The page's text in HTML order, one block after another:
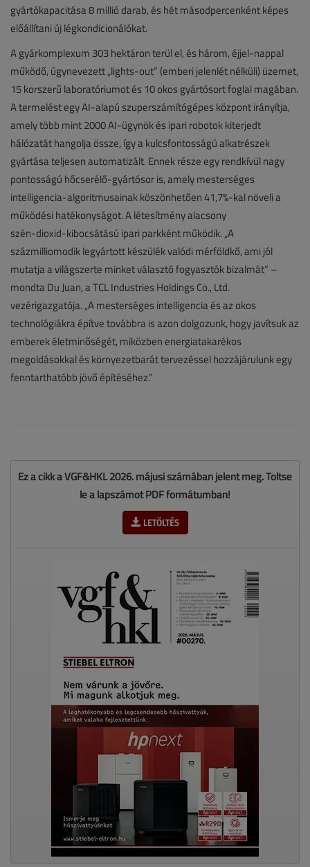
gyártókapacitása 8 millió darab, és hét másodpercenként képes
előállítani új légkondicionálókat.
A gyárkomplexum 303 hektáron terül el, és három, éjjel‑nappal
működő, úgynevezett „lights‑out” (emberi jelenlét nélküli) üzemet,
15 korszerű laboratóriumot és 10 okos gyártósort foglal magában.
A termelést egy AI-alapú szuperszámítógépes központ irányítja,
amely több mint 2000 AI‑ügynök és ipari robotok kiterjedt
hálózatát hangolja össze, így a kulcsfontosságú alkatrészek
gyártása teljesen automatizált. Ennek része egy rendkívül nagy
pontosságú hőcserélő‑gyártósor is, amely mesterséges
intelligencia‑algoritmusainak köszönhetően 41,7%-kal növeli a
működési hatékonyságot. A létesítmény alacsony
szén‑dioxid‑kibocsátású ipari parkként működik. „A
százmilliomodik legyártott készülék valódi mérföldkő, ami jól
mutatja a világszerte minket választó fogyasztók bizalmát” –
mondta Du Juan, a TCL Industries Holdings Co., Ltd.
vezérigazgatója. „A mesterséges intelligencia és az okos
technológiákra építve továbbra is azon dolgozunk, hogy javítsuk az
emberek életminőségét, miközben energiatakarékos
megoldásokkal és környezetbarát tervezéssel hozzájárulunk egy
fenntarthatóbb jövő építéséhez.”
Ez a cikk a VGF&HKL 2026. májusi számában jelent meg. Töltse
le a lapszámot PDF formátumban!
LETÖLTÉS